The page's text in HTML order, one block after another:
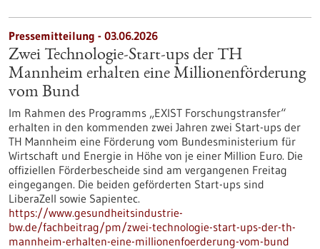
Pressemitteilung - 03.06.2026
Zwei Technologie-Start-ups der TH
Mannheim erhalten eine Millionenförderung
vom Bund
Im Rahmen des Programms „EXIST Forschungstransfer“
erhalten in den kommenden zwei Jahren zwei Start-ups der
TH Mannheim eine Förderung vom Bundesministerium für
Wirtschaft und Energie in Höhe von je einer Million Euro. Die
offiziellen Förderbescheide sind am vergangenen Freitag
eingegangen. Die beiden geförderten Start-ups sind
LiberaZell sowie Sapientec.
https://www.gesundheitsindustrie-
bw.de/fachbeitrag/pm/zwei-technologie-start-ups-der-th-
mannheim-erhalten-eine-millionenfoerderung-vom-bund